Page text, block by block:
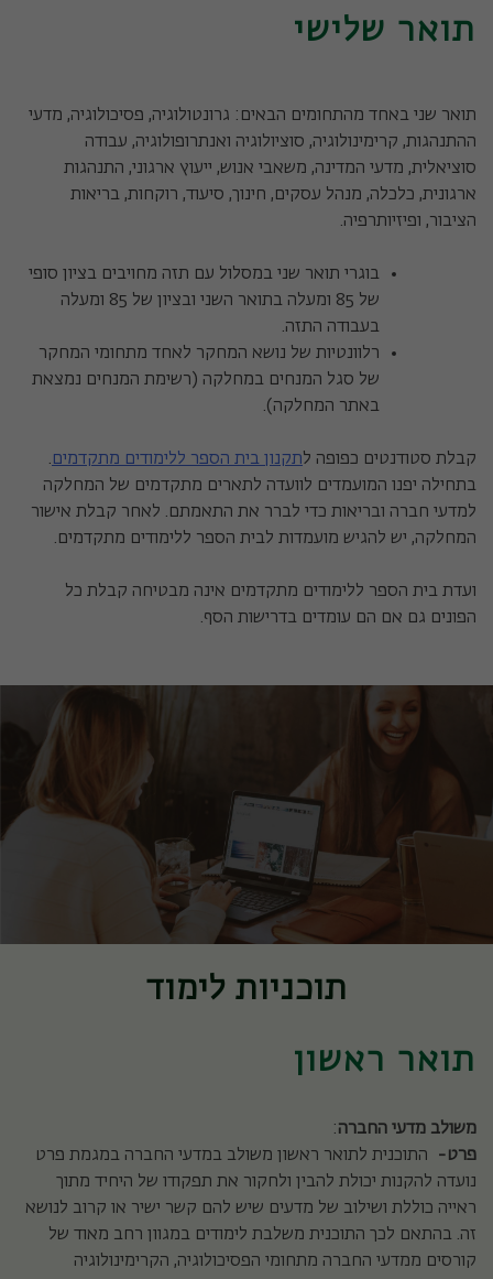
תואר שלישי
תואר שני באחד מהתחומים הבאים: גרונטולוגיה, פסיכולוגיה, מדעי
ההתנהגות, קרימינולוגיה, סוציולוגיה ואנתרופולוגיה, עבודה
סוציאלית, מדעי המדינה, משאבי אנוש, ייעוץ ארגוני, התנהגות
ארגונית, כלכלה, מנהל עסקים, חינוך, סיעוד, רוקחות, בריאות
הציבור, ופיזיותרפיה.
בוגרי תואר שני במסלול עם תזה מחויבים בציון סופי
של 85 ומעלה בתואר השני ובציון של 85 ומעלה
בעבודה התזה.
רלוונטיות של נושא המחקר לאחד מתחומי המחקר
של סגל המנחים במחלקה (רשימת המנחים נמצאת
באתר המחלקה).
קבלת סטודנטים כפופה לתקנון בית הספר ללימודים מתקדמים.
בתחילה יפנו המועמדים לוועדה לתארים מתקדמים של המחלקה
למדעי חברה ובריאות כדי לברר את התאמתם. לאחר קבלת אישור
המחלקה, יש להגיש מועמדות לבית הספר ללימודים מתקדמים.
ועדת בית הספר ללימודים מתקדמים אינה מבטיחה קבלת כל
הפונים גם אם הם עומדים בדרישות הסף.
תוכניות לימוד
תואר ראשון
משולב מדעי החברה:
פרט-
התוכנית לתואר ראשון משולב במדעי החברה במגמת פרט
נועדה להקנות יכולת להבין ולחקור את תפקודו של היחיד מתוך
ראייה כוללת ושילוב של מדעים שיש להם קשר ישיר או קרוב לנושא
זה. בהתאם לכך התוכנית משלבת לימודים במגוון רחב מאוד של
קורסים ממדעי החברה מתחומי הפסיכולוגיה, הקרימינולוגיה